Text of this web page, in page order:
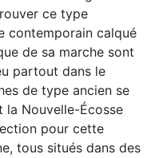
ce type
contemporain calqué
de sa marche sont
partout dans le
de type ancien se
la Nouvelle-Écosse
pour cette
tous situés dans des